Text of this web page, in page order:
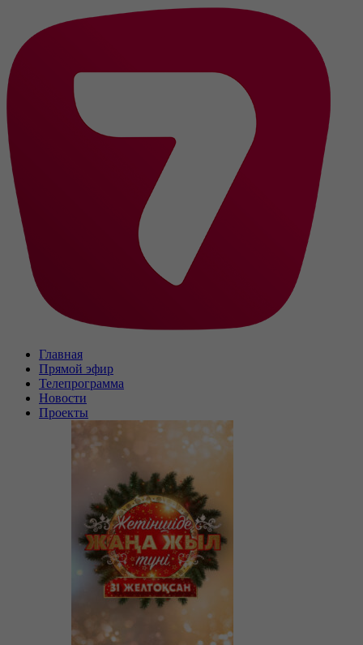
Главная
Прямой эфир
Телепрограмма
Новости
Проекты